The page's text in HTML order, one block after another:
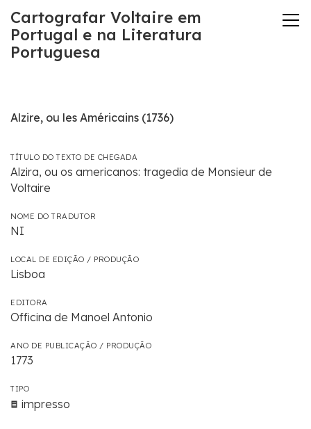
Cartografar Voltaire em
Portugal e na Literatura
Portuguesa
Alzire, ou les Américains (1736)
TÍTULO DO TEXTO DE CHEGADA
Alzira, ou os americanos: tragedia de Monsieur de
Voltaire
NOME DO TRADUTOR
NI
LOCAL DE EDIÇÃO / PRODUÇÃO
Lisboa
EDITORA
Officina de Manoel Antonio
ANO DE PUBLICAÇÃO / PRODUÇÃO
1773
TIPO
impresso